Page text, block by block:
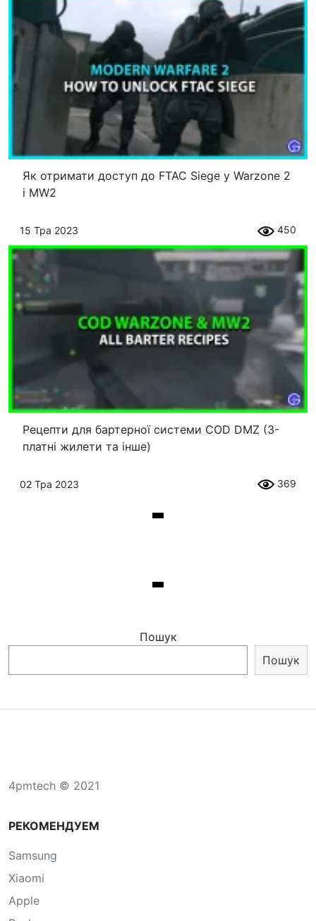
Як отримати доступ до FTAC Siege у Warzone 2
і MW2
15 Тра 2023 450
Рецепти для бартерної системи COD DMZ (3-
платні жилети та інше)
02 Тра 2023 369
Пошук
Пошук
4pmtech © 2021
РЕКОМЕНДУЕМ
Samsung
Xiaomi
Apple